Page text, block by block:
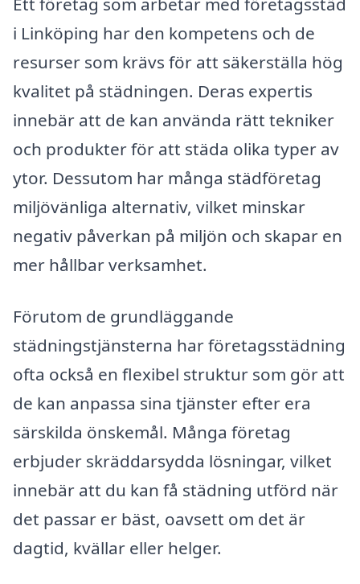
i Linköping har den kompetens och de
resurser som krävs för att säkerställa hög
kvalitet på städningen. Deras expertis
innebär att de kan använda rätt tekniker
och produkter för att städa olika typer av
ytor. Dessutom har många städföretag
miljövänliga alternativ, vilket minskar
negativ påverkan på miljön och skapar en
mer hållbar verksamhet.
Förutom de grundläggande
städningstjänsterna har företagsstädning
ofta också en flexibel struktur som gör att
de kan anpassa sina tjänster efter era
särskilda önskemål. Många företag
erbjuder skräddarsydda lösningar, vilket
innebär att du kan få städning utförd när
det passar er bäst, oavsett om det är
dagtid, kvällar eller helger.